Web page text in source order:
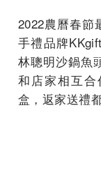
2022農曆春節
手禮品牌
林聰明沙鍋魚
和店家相互
盒，返家送禮